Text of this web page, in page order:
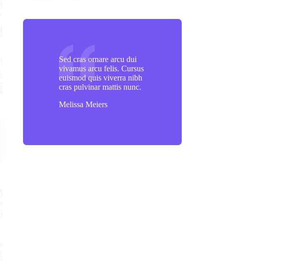
Sed cras ornare arcu dui
vivamus arcu felis. Cursus
euismod quis viverra nibh
cras pulvinar mattis nunc.
Melissa Meiers